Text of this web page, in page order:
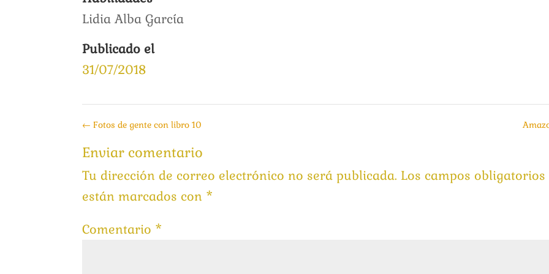
Lidia Alba García
Publicado el
31/07/2018
← Fotos de gente con libro 10
Enviar comentario
Tu dirección de correo electrónico no será publicada. Los campos obligatorios
están marcados con *
Comentario *